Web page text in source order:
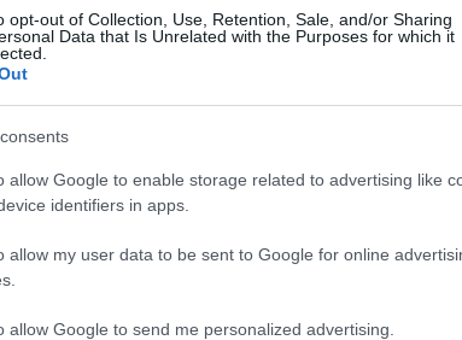
opt-out of Collection, Use, Retention, Sale, and/or Sharing
Data that Is Unrelated with the Purposes for which it
allow Google to enable storage related to advertising like
identifiers in apps.
allow my user data to be sent to Google for online
allow Google to send me personalized advertising.
Mária, Roman Stefan, Szokolay Dongó
Zenekar, Somos Együttes, Szigony Együttes,
több helyszínen zajló táncház, koncertek,
is tevékeny részesévé válhatott e kultúrának, és
magyar táncokat.